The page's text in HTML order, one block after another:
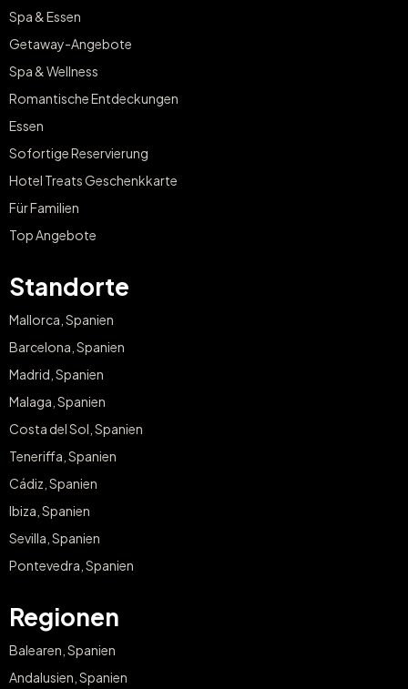
Spa & Essen
Getaway-Angebote
Spa & Wellness
Romantische Entdeckungen
Essen
Sofortige Reservierung
Hotel Treats Geschenkkarte
Für Familien
Top Angebote
Standorte
Mallorca, Spanien
Barcelona, Spanien
Madrid, Spanien
Malaga, Spanien
Costa del Sol, Spanien
Teneriffa, Spanien
Cádiz, Spanien
Ibiza, Spanien
Sevilla, Spanien
Pontevedra, Spanien
Regionen
Balearen, Spanien
Andalusien, Spanien